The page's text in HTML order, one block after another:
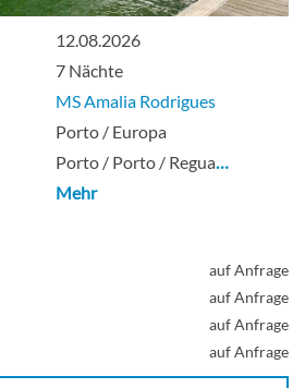
12.08.2026
7 Nächte
MS Amalia Rodrigues
Porto / Europa
Porto / Porto / Regua…
Mehr
auf Anfrage
auf Anfrage
auf Anfrage
auf Anfrage